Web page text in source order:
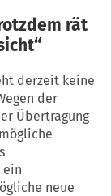
rät
derzeit keine
der
Übertragung
ein
neue